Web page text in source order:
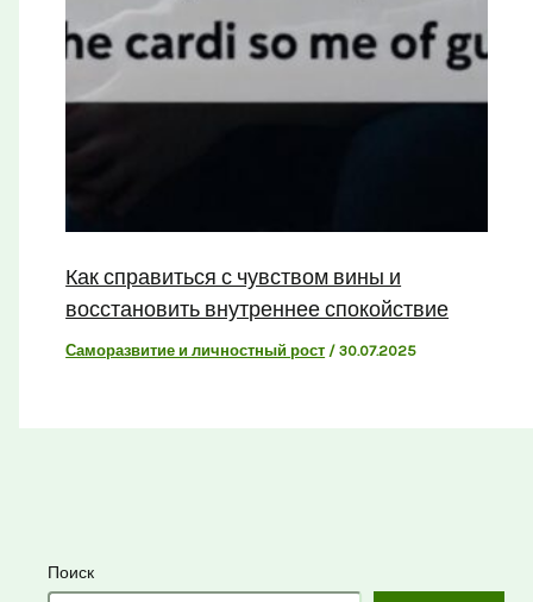
Поиск
Как справиться с чувством вины и
восстановить внутреннее спокойствие
Саморазвитие и личностный рост /30.07.2025